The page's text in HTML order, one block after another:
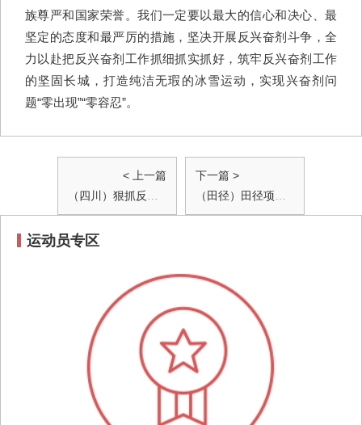
族尊严和国家荣誉。我们一定要以最大的信心和决心、最
坚定的态度和最严厉的措施，坚决开展反兴奋剂斗争，全
力以赴把反兴奋剂工作抓细抓实抓好，筑牢反兴奋剂工作
的坚固长城，打造纯洁无瑕的冰雪运动，实现兴奋剂问
题“零出现”“零容忍”。
< 上一篇
下一篇 >
运动员专区